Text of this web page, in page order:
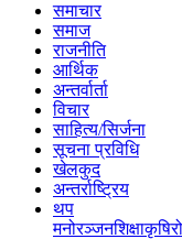
समाचार
समाज
राजनीति
आर्थिक
अन्तर्वार्ता
विचार
साहित्य/सिर्जना
सूचना प्रविधि
खेलकुद
अन्तर्राष्ट्रिय
थप
मनोरञ्‍जनशिक्षाकृषि